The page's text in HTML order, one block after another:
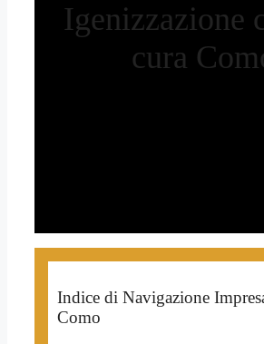
Igenizzazione
cura
Indice di Navigazione
Como